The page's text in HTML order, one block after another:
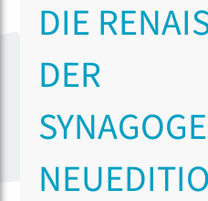
DIE
DER